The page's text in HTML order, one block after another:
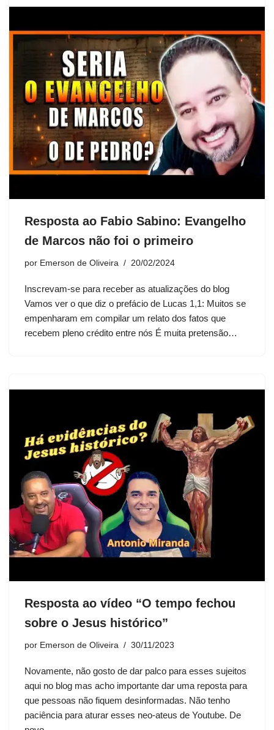
Resposta ao Fabio Sabino: Evangelho
de Marcos não foi o primeiro
por Emerson de Oliveira 20/02/2024
Inscrevam-se para receber as atualizações do blog
Vamos ver o que diz o prefácio de Lucas 1,1: Muitos se
empenharam em compilar um relato dos fatos que
recebem pleno crédito entre nós É muita pretensão…
Resposta ao vídeo “O tempo fechou
sobre o Jesus histórico”
por Emerson de Oliveira 30/11/2023
Novamente, não gosto de dar palco para esses sujeitos
aqui no blog mas acho importante dar uma reposta para
que pessoas não fiquem desinformadas. Não tenho
paciência para aturar esses neo-ateus de Youtube. De